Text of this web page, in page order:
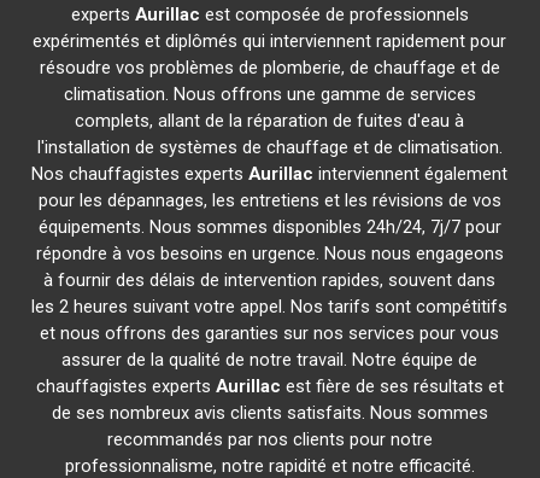
experts Aurillac est composée de professionnels
expérimentés et diplômés qui interviennent rapidement pour
résoudre vos problèmes de plomberie, de chauffage et de
climatisation. Nous offrons une gamme de services
complets, allant de la réparation de fuites d'eau à
l'installation de systèmes de chauffage et de climatisation.
Nos chauffagistes expertsAurillac interviennent également
pour les dépannages, les entretiens et les révisions de vos
équipements. Nous sommes disponibles 24h/24, 7j/7 pour
répondre à vos besoins en urgence. Nous nous engageons
à fournir des délais de intervention rapides, souvent dans
les 2 heures suivant votre appel. Nos tarifs sont compétitifs
et nous offrons des garanties sur nos services pour vous
assurer de la qualité de notre travail. Notre équipe de
chauffagistes experts Aurillac est fière de ses résultats et
de ses nombreux avis clients satisfaits. Nous sommes
recommandés par nos clients pour notre
professionnalisme, notre rapidité et notre efficacité.